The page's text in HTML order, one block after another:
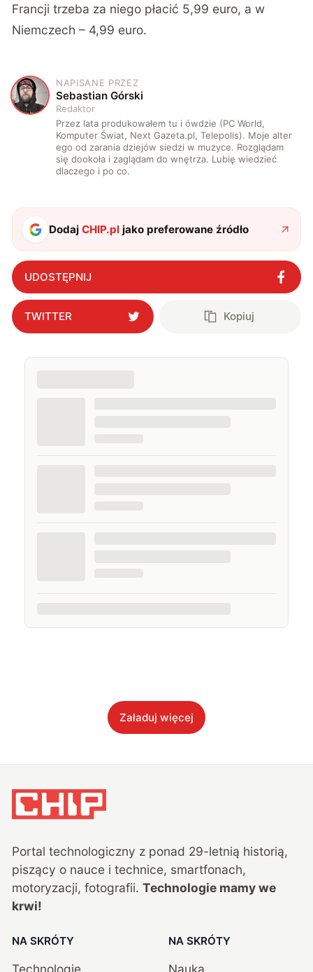
Francji trzeba za niego płacić 5,99 euro, a w
Niemczech – 4,99 euro.
S
NAPISANE PRZEZ
Sebastian Górski
Redaktor
Przez lata produkowałem tu i ówdzie (PC World,
Komputer Świat, Next Gazeta.pl, Telepolis). Moje alter
ego od zarania dziejów siedzi w muzyce. Rozglądam
się dookoła i zaglądam do wnętrza. Lubię wiedzieć
dlaczego i po co.
DodajCHIP.pl jako preferowane źródło
UDOSTĘPNIJ
TWITTER Kopiuj
Załaduj więcej
Portal technologiczny z ponad 29-letnią historią,
piszący o nauce i technice, smartfonach,
motoryzacji, fotografii. Technologie mamy we
krwi!
NA SKRÓTY NA SKRÓTY